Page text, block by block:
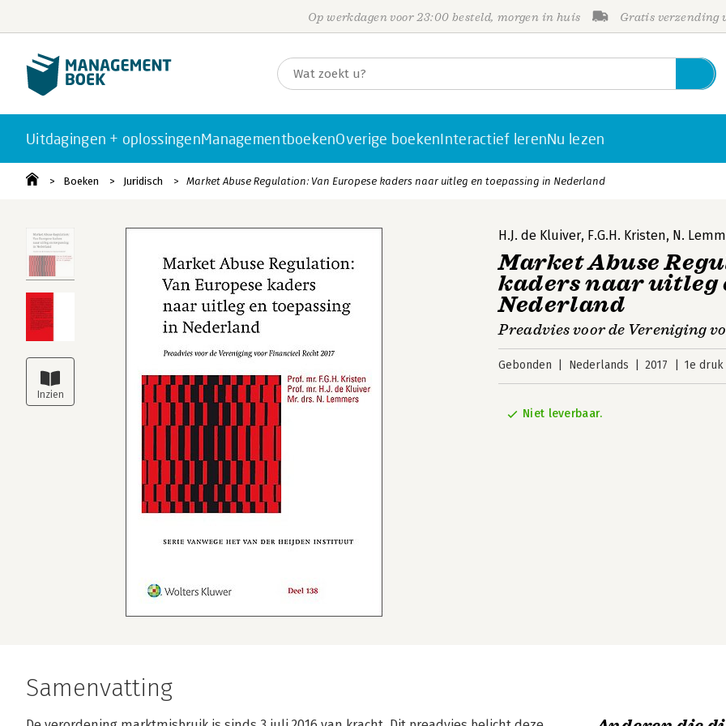
Op werkdagen voor 23:00 besteld, morgen in huis Gratis verzending
Uitdagingen + oplossingenManagementboekenOverige boekenInteractief lerenNu lezen
Boeken Juridisch Market Abuse Regulation: Van Europese kaders naar uitleg en toepassing in Nederland
H.J. de Kluiver, F.G.H. Kristen, N.
Market Abuse
kaders naar uitleg
Nederland
Preadvies voor de Vereniging
Gebonden Nederlands 2017 1e druk
Niet leverbaar.
Samenvatting